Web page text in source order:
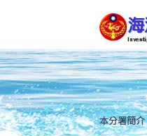
到
主
要
內
容
Skip
to
main
content
本分署簡介